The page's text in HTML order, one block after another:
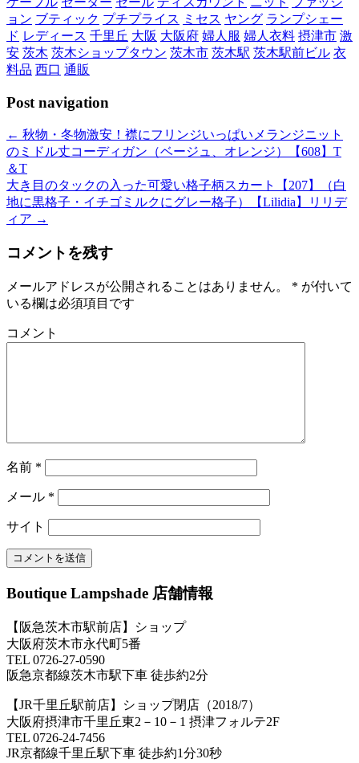
ョン ブティック プチプライス ミセス ヤング ランプシェー
ド レディース 千里丘 大阪 大阪府 婦人服 婦人衣料 摂津市 激
安 茨木 茨木ショップタウン 茨木市 茨木駅 茨木駅前ビル 衣
料品 西口 通販
Post navigation
← 秋物・冬物激安！襟にフリンジいっぱいメランジニット
のミドル丈コーディガン（ベージュ、オレンジ）【608】T
＆T
大き目のタックの入った可愛い格子柄スカート【207】（白
地に黒格子・イチゴミルクにグレー格子）【Lilidia】リリデ
ィア →
コメントを残す
メールアドレスが公開されることはありません。 * が付いて
いる欄は必須項目です
コメント
名前 *
メール *
サイト
Boutique Lampshade 店舗情報
【阪急茨木市駅前店】ショップ
大阪府茨木市永代町5番
TEL 0726-27-0590
阪急京都線茨木市駅下車 徒歩約2分
【JR千里丘駅前店】ショップ閉店（2018/7）
大阪府摂津市千里丘東2－10－1 摂津フォルテ2F
TEL 0726-24-7456
JR京都線千里丘駅下車 徒歩約1分30秒